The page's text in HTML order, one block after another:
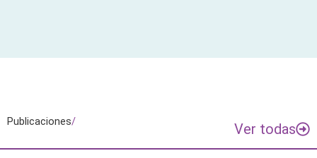
Publicaciones/ Ver todas